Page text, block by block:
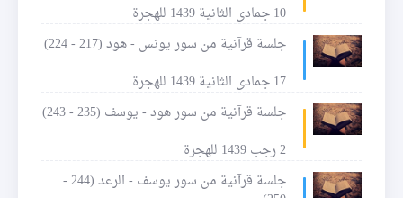
10 جمادى الثانية 1439 للهجرة
جلسة قرآنية من سور يونس - هود (217 - 224)
17 جمادى الثانية 1439 للهجرة
جلسة قرآنية من سور هود - يوسف (235 - 243)
2 رجب 1439 للهجرة
جلسة قرآنية من سور يوسف - الرعد (244 -